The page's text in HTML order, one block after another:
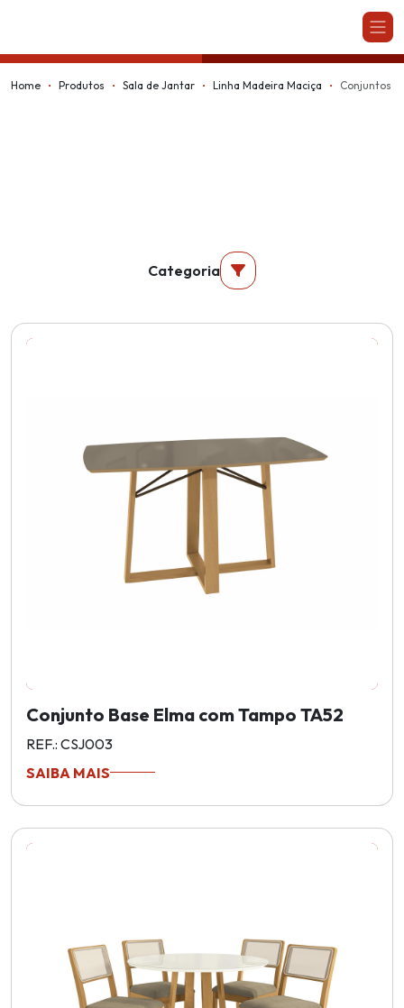
Home Produtos Sala de Jantar Linha Madeira Maciça Conjuntos
Categoria
Conjunto Base Elma com Tampo TA52
REF.: CSJ003
SAIBA MAIS